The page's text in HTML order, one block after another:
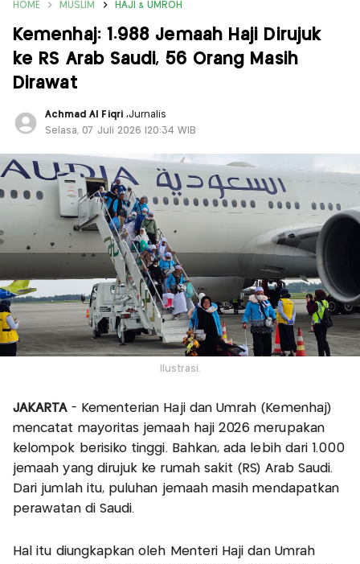
HOME MUSLIM HAJI & UMROH
Kemenhaj: 1.988 Jemaah Haji Dirujuk
ke RS Arab Saudi, 56 Orang Masih
Dirawat
Achmad Al Fiqri ,Jurnalis
Selasa, 07 Juli 2026 |20:34 WIB
Ilustrasi.
JAKARTA - Kementerian Haji dan Umrah (Kemenhaj)
mencatat mayoritas jemaah haji 2026 merupakan
kelompok berisiko tinggi. Bahkan, ada lebih dari 1.000
jemaah yang dirujuk ke rumah sakit (RS) Arab Saudi.
Dari jumlah itu, puluhan jemaah masih mendapatkan
perawatan di Saudi.
Hal itu diungkapkan oleh Menteri Haji dan Umrah